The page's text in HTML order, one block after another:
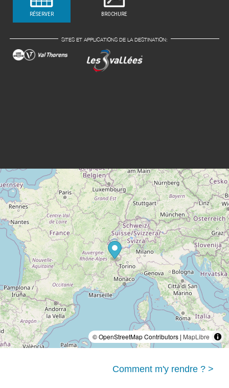
RÉSERVER BROCHURE
SITES ET APPLICATIONS DE LA DESTINATION:
© OpenStreetMap Contributors | MapLibre
Comment m'y rendre ? >